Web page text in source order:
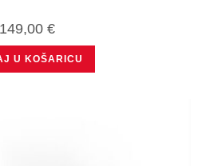
149,00 €
U KOŠARICU